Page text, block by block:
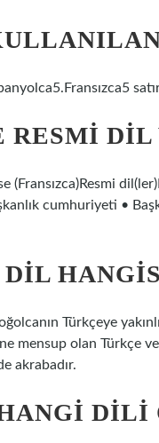
RESMI DIL
cumhuriyeti •
Türkçeye
mensup olan Türkçe
akrabadır.
DILI